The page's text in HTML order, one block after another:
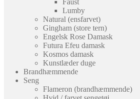
Faust
Lumby
Natural (ensfarvet)
Gingham (store tern)
Engelsk Rose Damask
Futura Efeu damask
Kosmos damask
Kunstlæder duge
Brandhæmmende
Seng
Flameron (brandhæmmende)